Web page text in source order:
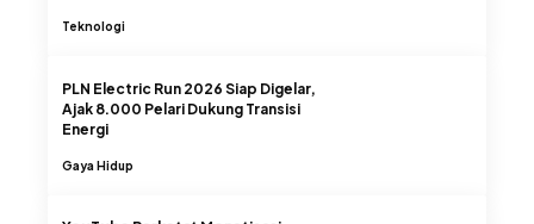
Teknologi
PLN Electric Run 2026 Siap Digelar,
Ajak 8.000 Pelari Dukung Transisi
Energi
Gaya Hidup